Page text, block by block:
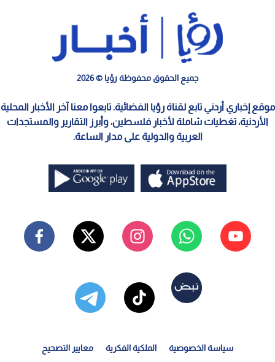
جميع الحقوق محفوظة رؤيا © 2026
موقع إخباري أردني تابع لقناة رؤيا الفضائية. تابعوا معنا آخر الأخبار المحلية
الأردنية، تغطيات شاملة لأخبار فلسطين، وأبرز التقارير والمستجدات
العربية والدولية على مدار الساعة.
سياسة الخصوصية الملكية الفكرية معايير التصحيح